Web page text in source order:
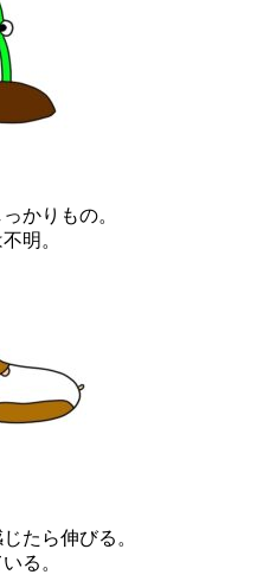
かりもの。
明。
たら伸びる。
る。